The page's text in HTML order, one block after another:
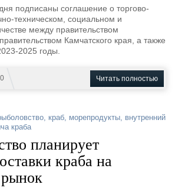
подписаны соглашение о торгово-
техническом, социальном и
между правительством
Камчатского края, а также
2025 годы.
0 Читать полностью
, краб, морепродукты, внутренний
краба
планирует
краба на